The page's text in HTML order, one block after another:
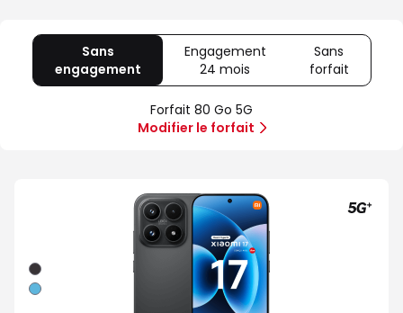
Sans
engagement
80
Go
5G
Engagement
24 mois
Offre
spéciale
Illimité
Sans
forfait
Sans
Forfait 80 Go 5G
Modifier le forfait
Noir
Bleu